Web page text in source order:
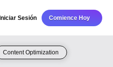
Iniciar Sesión Comience Hoy
Content Optimization